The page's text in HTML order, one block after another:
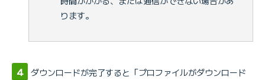
ります。
ダウンロードが完了すると「プロファイルがダウンロード